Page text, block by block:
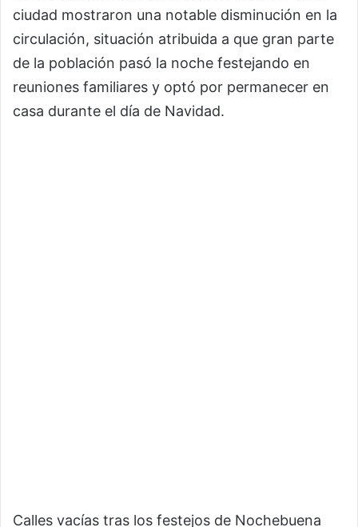
ciudad mostraron una notable disminución en la
circulación, situación atribuida a que gran parte
de la población pasó la noche festejando en
reuniones familiares y optó por permanecer en
casa durante el día de Navidad.
Calles vacías tras los festejos de Nochebuena